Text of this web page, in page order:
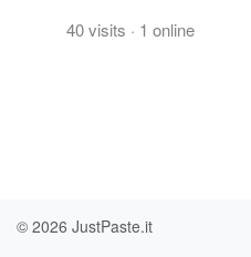
40visits · 1 online
© 2026 JustPaste.it